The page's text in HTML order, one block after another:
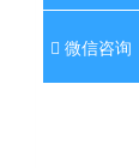
微信咨询